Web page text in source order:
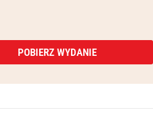
POBIERZ WYDANIE